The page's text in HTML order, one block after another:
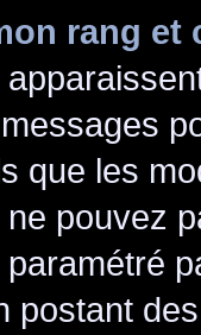
rang
que les
pouvez
postant